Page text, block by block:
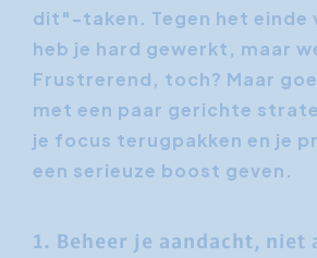
dit"-taken. Tegen het einde
heb je hard gewerkt, maar
Frustrerend, toch? Maar
met een paar gerichte
je focus terugpakken en je
een serieuze boost geven.
1. Beheer je aandacht, niet